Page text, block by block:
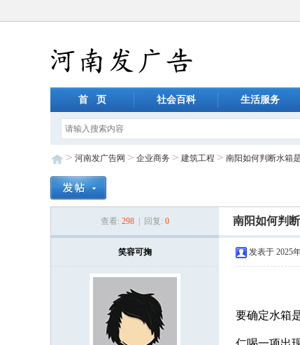
首 页 社会百科 生活服务
> 河南发广告网 > 企业商务 > 建筑工程 > 南阳如何判断水箱
查看: 298| 回复: 0
笑容可掬
南阳如何判
发表于 2025
要确定水箱